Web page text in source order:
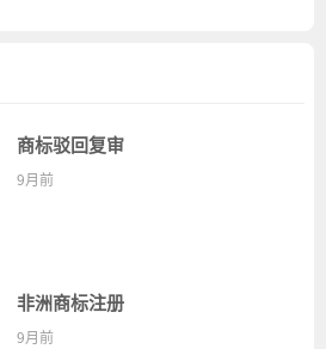
商标驳回复审
9月前
非洲商标注册
9月前